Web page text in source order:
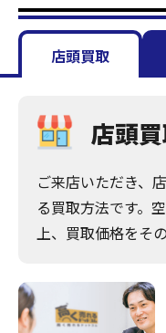
店頭買取
店頭
ご来店いただき、
る買取方法です。
上、買取価格をそ